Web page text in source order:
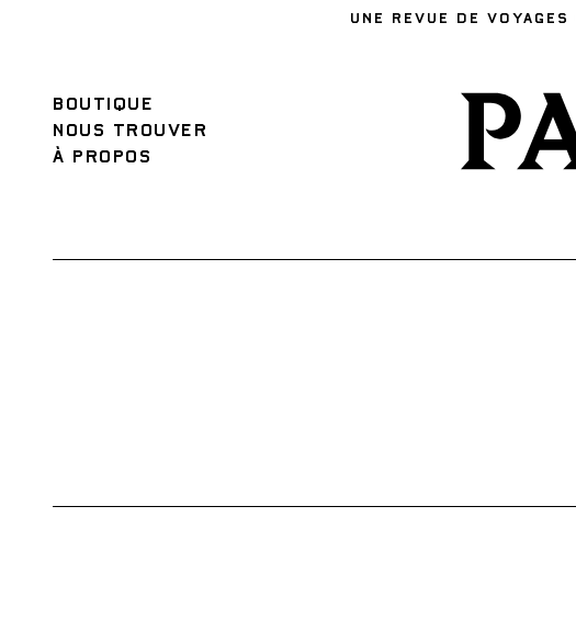
UNE REVUE DE
BOUTIQUE
NOUS TROUVER
À PROPOS